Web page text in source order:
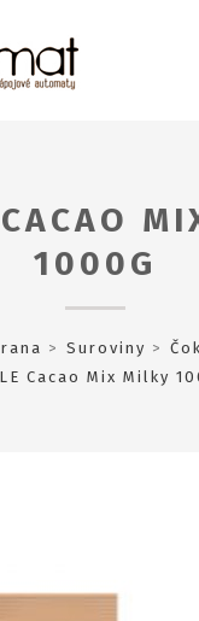
1000G
Suroviny
Cacao Mix Milky